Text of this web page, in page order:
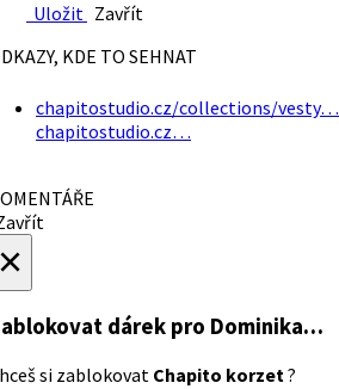
Uložit Zavřít
KDE TO SEHNAT
chapitostudio.cz/collections/vesty…
chapitostudio.cz…
dárek pro Dominika…
si zablokovat Chapito korzet?